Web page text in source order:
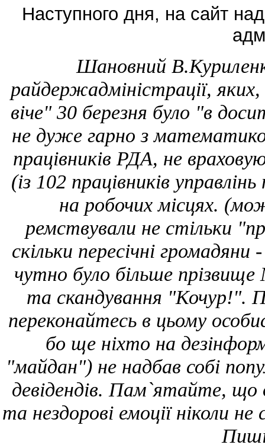
Наступного дня, на сайт
Шановний
райдержадміністрації,
віче" 30 березня було "в
не дуже гарно з
працівників РДА, не
(із 102 працівників
на робочих місцях.
ремствували не стільки
скільки пересічні громадяни
чутно було більше
та скандування "Кочур!".
переконайтесь в цьому
бо ще ніхто на
"майдан") не надбав собі
девідендів. Пам`ятайте, що
та нездорові емоції ніколи